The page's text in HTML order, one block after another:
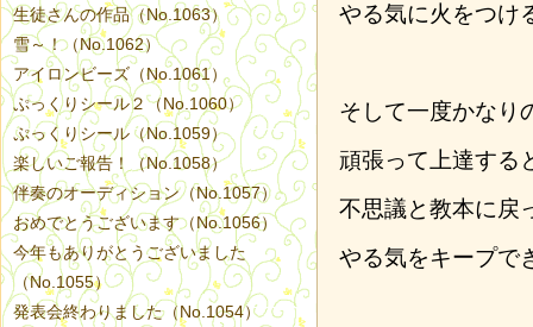
やる気に火をつけ
そして一度かなり
頑張って上達する
不思議と教本に戻
やる気をキープで
生徒さんの作品（No.1063）
雪～！（No.1062）
アイロンビーズ（No.1061）
ぷっくりシール２（No.1060）
ぷっくりシール（No.1059）
楽しいご報告！（No.1058）
伴奏のオーディション（No.1057）
おめでとうございます（No.1056）
今年もありがとうございました
（No.1055）
発表会終わりました（No.1054）